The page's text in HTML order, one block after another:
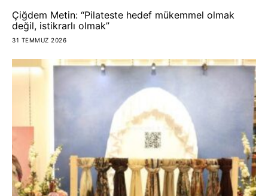
Çiğdem Metin: “Pilateste hedef mükemmel olmak
değil, istikrarlı olmak”
31 TEMMUZ 2026